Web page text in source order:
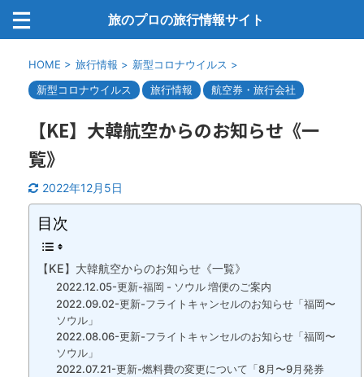
旅のプロの旅行情報サイト
HOME > 旅行情報 > 新型コロナウイルス >
新型コロナウイルス
旅行情報 航空券・旅行会社
【KE】大韓航空からのお知らせ《一
覧》
2022年12月5日
目次
【KE】大韓航空からのお知らせ《一覧》
2022.12.05-更新-福岡 - ソウル 増便のご案内
2022.09.02-更新-フライトキャンセルのお知らせ「福岡〜
ソウル」
2022.08.06-更新-フライトキャンセルのお知らせ「福岡〜
ソウル」
2022.07.21-更新-燃料費の変更について「8月〜9月発券